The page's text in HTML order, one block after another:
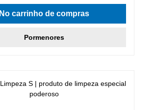
No carrinho de compras
Pormenores